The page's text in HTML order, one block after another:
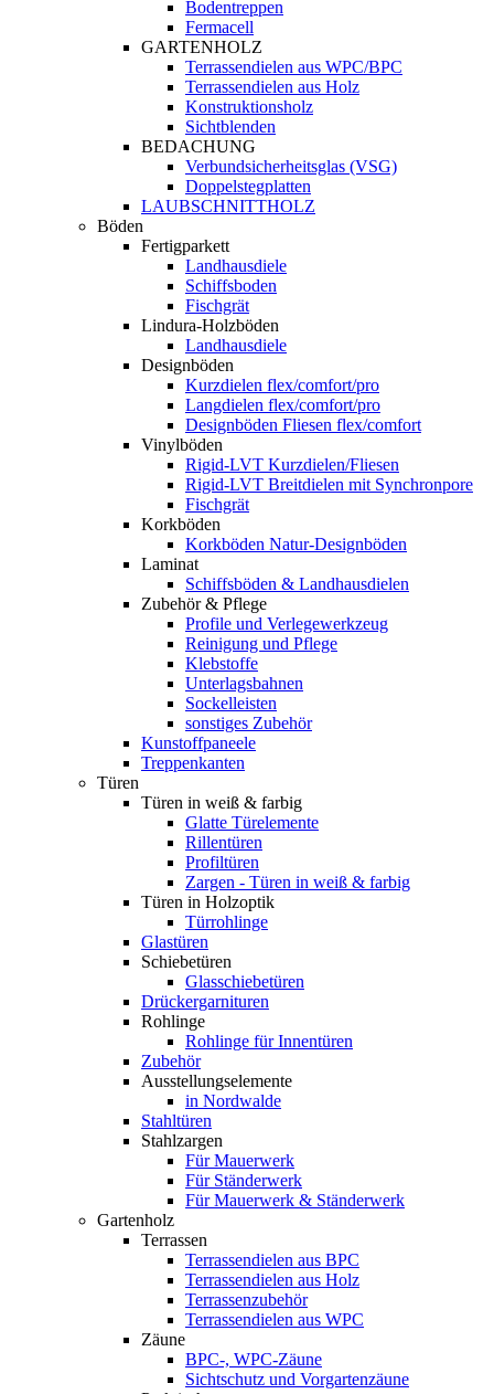
Bodentreppen
Fermacell
GARTENHOLZ
Terrassendielen aus WPC/BPC
Terrassendielen aus Holz
Konstruktionsholz
Sichtblenden
BEDACHUNG
Verbundsicherheitsglas (VSG)
Doppelstegplatten
LAUBSCHNITTHOLZ
Böden
Fertigparkett
Landhausdiele
Schiffsboden
Fischgrät
Lindura-Holzböden
Landhausdiele
Designböden
Kurzdielen flex/comfort/pro
Langdielen flex/comfort/pro
Designböden Fliesen flex/comfort
Vinylböden
Rigid-LVT Kurzdielen/Fliesen
Rigid-LVT Breitdielen mit Synchronpore
Fischgrät
Korkböden
Korkböden Natur-Designböden
Laminat
Schiffsböden & Landhausdielen
Zubehör & Pflege
Profile und Verlegewerkzeug
Reinigung und Pflege
Klebstoffe
Unterlagsbahnen
Sockelleisten
sonstiges Zubehör
Kunstoffpaneele
Treppenkanten
Türen
Türen in weiß & farbig
Glatte Türelemente
Rillentüren
Profiltüren
Zargen - Türen in weiß & farbig
Türen in Holzoptik
Türrohlinge
Glastüren
Schiebetüren
Glasschiebetüren
Drückergarnituren
Rohlinge
Rohlinge für Innentüren
Zubehör
Ausstellungselemente
in Nordwalde
Stahltüren
Stahlzargen
Für Mauerwerk
Für Ständerwerk
Für Mauerwerk & Ständerwerk
Gartenholz
Terrassen
Terrassendielen aus BPC
Terrassendielen aus Holz
Terrassenzubehör
Terrassendielen aus WPC
Zäune
BPC-, WPC-Zäune
Sichtschutz und Vorgartenzäune